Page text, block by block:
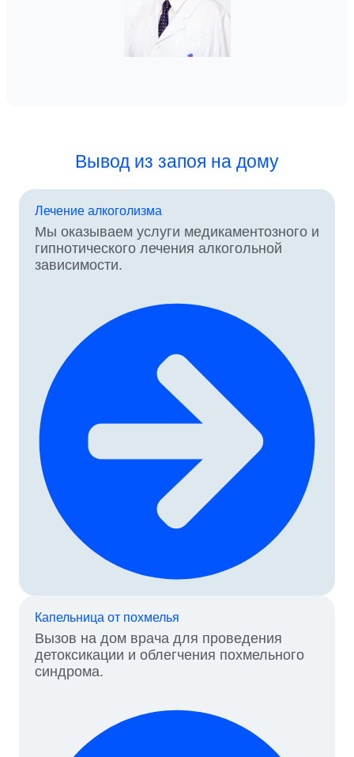
Вывод из запоя на дому
Лечение алкоголизма
Мы оказываем услуги медикаментозного и
гипнотического лечения алкогольной
зависимости.
Капельница от похмелья
Вызов на дом врача для проведения
детоксикации и облегчения похмельного
синдрома.